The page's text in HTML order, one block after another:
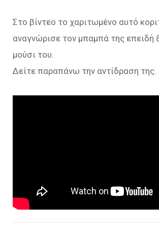
Στο βίντεο το χαριτωμένο αυτό
αναγνώρισε τον μπαμπά της επειδή
μούσι του.
Δείτε παραπάνω την αντίδραση της.